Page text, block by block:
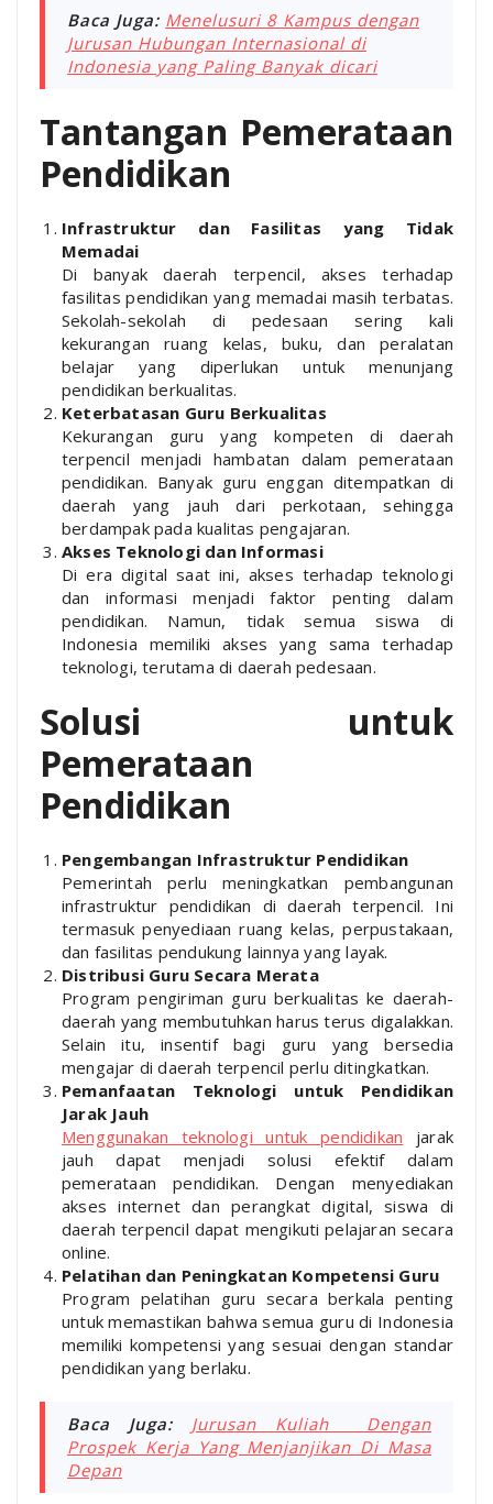
Baca Juga: Menelusuri 8 Kampus dengan
Jurusan Hubungan Internasional di
Indonesia yang Paling Banyak dicari
Tantangan Pemerataan
Pendidikan
Infrastruktur dan Fasilitas yang Tidak
Memadai
Di banyak daerah terpencil, akses terhadap
fasilitas pendidikan yang memadai masih terbatas.
Sekolah-sekolah di pedesaan sering kali
kekurangan ruang kelas, buku, dan peralatan
belajar yang diperlukan untuk menunjang
pendidikan berkualitas.
Keterbatasan Guru Berkualitas
Kekurangan guru yang kompeten di daerah
terpencil menjadi hambatan dalam pemerataan
pendidikan. Banyak guru enggan ditempatkan di
daerah yang jauh dari perkotaan, sehingga
berdampak pada kualitas pengajaran.
Akses Teknologi dan Informasi
Di era digital saat ini, akses terhadap teknologi
dan informasi menjadi faktor penting dalam
pendidikan. Namun, tidak semua siswa di
Indonesia memiliki akses yang sama terhadap
teknologi, terutama di daerah pedesaan.
Solusi untuk
Pemerataan
Pendidikan
Pengembangan Infrastruktur Pendidikan
Pemerintah perlu meningkatkan pembangunan
infrastruktur pendidikan di daerah terpencil. Ini
termasuk penyediaan ruang kelas, perpustakaan,
dan fasilitas pendukung lainnya yang layak.
Distribusi Guru Secara Merata
Program pengiriman guru berkualitas ke daerah-
daerah yang membutuhkan harus terus digalakkan.
Selain itu, insentif bagi guru yang bersedia
mengajar di daerah terpencil perlu ditingkatkan.
Pemanfaatan Teknologi untuk Pendidikan
Jarak Jauh
Menggunakan teknologi untuk pendidikan jarak
jauh dapat menjadi solusi efektif dalam
pemerataan pendidikan. Dengan menyediakan
akses internet dan perangkat digital, siswa di
daerah terpencil dapat mengikuti pelajaran secara
online.
Pelatihan dan Peningkatan Kompetensi Guru
Program pelatihan guru secara berkala penting
untuk memastikan bahwa semua guru di Indonesia
memiliki kompetensi yang sesuai dengan standar
pendidikan yang berlaku.
Baca Juga: Jurusan Kuliah Dengan
Prospek Kerja Yang Menjanjikan Di Masa
Depan